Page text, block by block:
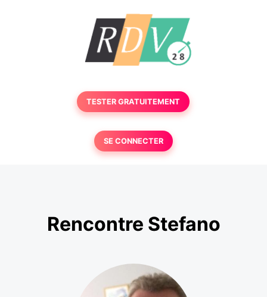
TESTER GRATUITEMENT
SE CONNECTER
Rencontre Stefano